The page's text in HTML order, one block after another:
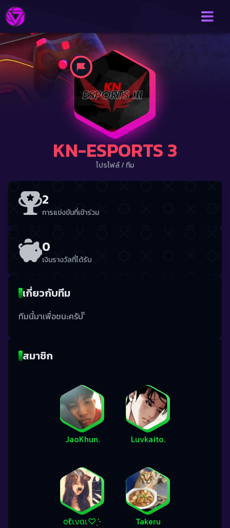
KN-ESPORTS 3
โปรไฟล์/ทีม
2
การแข่งขันที่เข้าร่วม
0
เงินรางวัลที่ได้รับ
เกี่ยวกับทีม
ทีมนี้มาเพื่อชนะครับ ิิ
สมาชิก
JaoKhun. Luvkaito.
σℓιναι♡︎ˎˊ˗ Takeru